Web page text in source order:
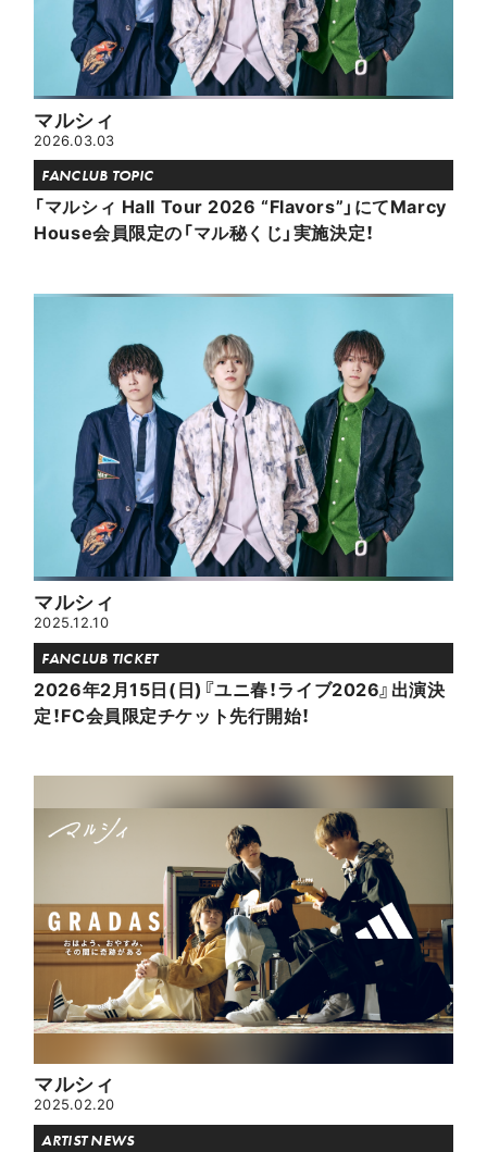
マルシィ
2026.03.03
FANCLUB TOPIC
「マルシィ Hall Tour 2026 “Flavors”」にてMarcy
House会員限定の「マル秘くじ」実施決定！
マルシィ
2025.12.10
FANCLUB TICKET
2026年2月15日(日)『ユニ春！ライブ2026』出演決
定！FC会員限定チケット先行開始！
マルシィ
2025.02.20
ARTIST NEWS